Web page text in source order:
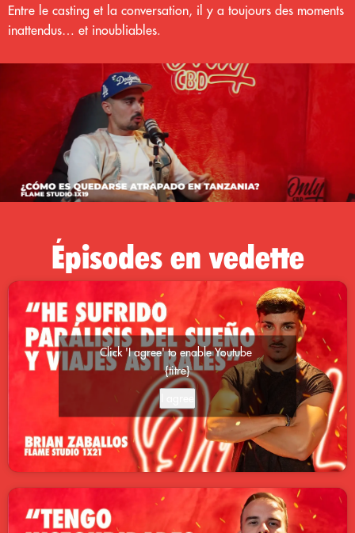
Entre le casting et la conversation, il y a toujours des moments
inattendus… et inoubliables.
Épisodes en vedette
Click 'I agree' to enable Youtube
{titre}